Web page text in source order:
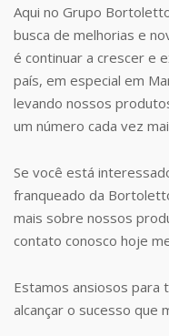
Aqui no Grupo
busca de melhorias e
é continuar a crescer e
país, em especial em
levando nossos
um número cada vez
Se você está
franqueado da
mais sobre nossos
contato conosco hoje
Estamos ansiosos para
alcançar o sucesso que